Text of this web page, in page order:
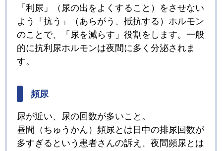
「利尿」（尿の出をよくすること）をさせない
よう「抗う」（あらがう、抵抗する）ホルモン
のことで、「尿を減らす」役割をします。一般
的に抗利尿ホルモンは夜間に多く分泌されま
す。
頻尿
尿が近い、尿の回数が多いこと。
昼間（ちゅうかん）頻尿とは日中の排尿回数が
多すぎるという患者さんの訴え、夜間頻尿とは